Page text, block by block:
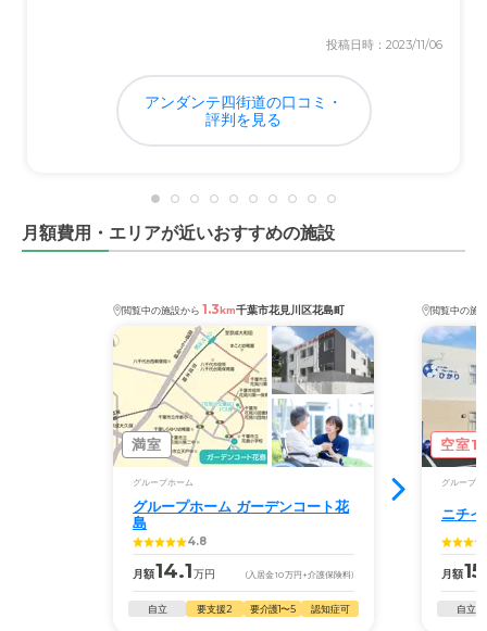
投稿日時：2023/11/06
アンダンテ四街道の口コミ・
評判を見る
月額費用・エリアが近いおすすめの施設
閲覧中の施設から 1.3km千葉市花見川区花島町
満室
グループホーム
グループホーム ガーデンコート花
島
4.8
月額14.1万円 (入居金10万円 +介護保険料)
自立 要支援2 要介護1〜5 認知症可
閲覧中の施
空室1
グループホ
ニチ
月額
自立